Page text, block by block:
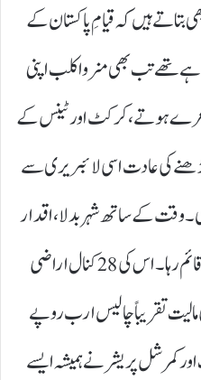
بتاتے ہیں کہ قیامِ پاکستان کے
تھے تب بھی منروا کلب اپنی
ہوتے، کرکٹ اور ٹینس کے
کی عادت اسی لائبریری سے
وقت کے ساتھ شہر بدلا، اقدار
بدلیں، لیکن منروا کلب اپنی جگہ پر قائم رہا۔ اس کی 28کنال اراضی
تقریباً چالیس ارب روپے
کمرشل پریشر نے ہمیشہ ایسے